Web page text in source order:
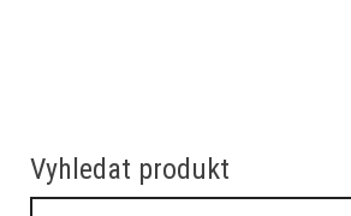
Vyhledat produkt